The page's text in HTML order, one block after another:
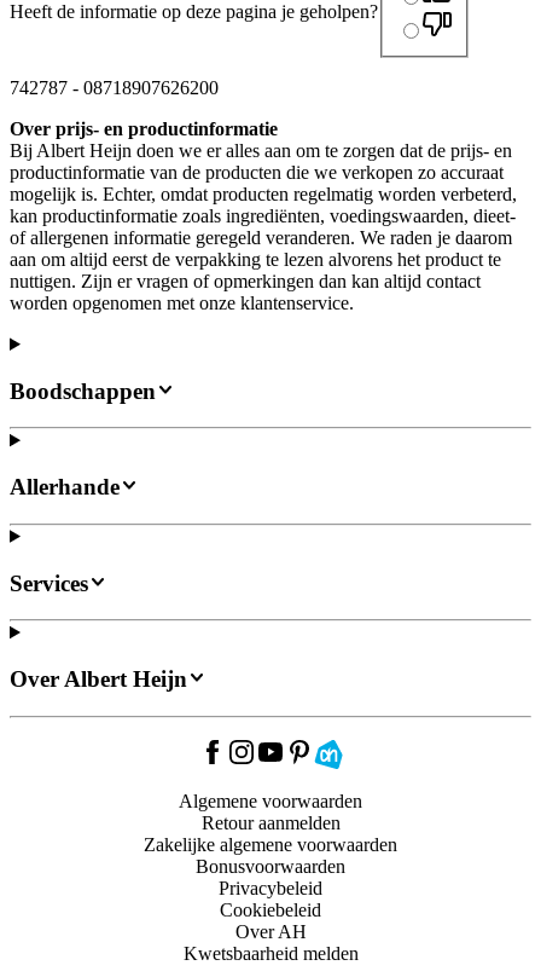
Heeft de informatie op deze pagina je geholpen?
742787 - 08718907626200
Over prijs- en productinformatie
Bij Albert Heijn doen we er alles aan om te zorgen dat de prijs- en
productinformatie van de producten die we verkopen zo accuraat
mogelijk is. Echter, omdat producten regelmatig worden verbeterd,
kan productinformatie zoals ingrediënten, voedingswaarden, dieet-
of allergenen informatie geregeld veranderen. We raden je daarom
aan om altijd eerst de verpakking te lezen alvorens het product te
nuttigen. Zijn er vragen of opmerkingen dan kan altijd contact
worden opgenomen met onze klantenservice.
Boodschappen
Allerhande
Services
Over Albert Heijn
Algemene voorwaarden
Retour aanmelden
Zakelijke algemene voorwaarden
Bonusvoorwaarden
Privacybeleid
Cookiebeleid
Over AH
Kwetsbaarheid melden